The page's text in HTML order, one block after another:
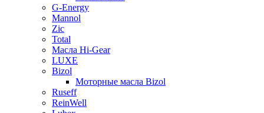
G-Energy
Mannol
Zic
Total
Масла Hi-Gear
LUXE
Bizol
Моторные масла Bizol
Ruseff
ReinWell